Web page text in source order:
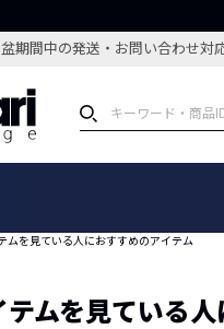
期間中の発送・お問い合わせ対
特集記事
コーデ
ムを見ている人におすすめのアイテム
テムを見ている